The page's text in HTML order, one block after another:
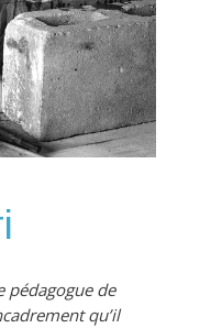
pédagogue de
qu’il